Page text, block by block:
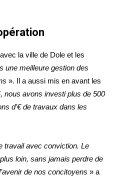
la ville de Dole et les
une meilleure gestion des
». Il a aussi mis en avant les
nous avons investi plus de 500
d’€ de travaux dans les
travail avec conviction. Le
loin, sans jamais perdre de
de nos concitoyens » a